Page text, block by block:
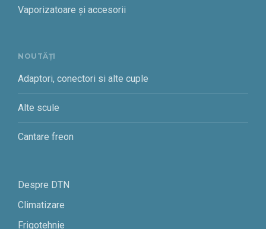
Vaporizatoare și accesorii
NOUTĂȚI
Adaptori, conectori si alte cuple
Alte scule
Cantare freon
Despre DTN
Climatizare
Frigotehnie